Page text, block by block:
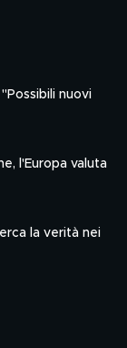
nuovi
l'Europa valuta
la verità nei